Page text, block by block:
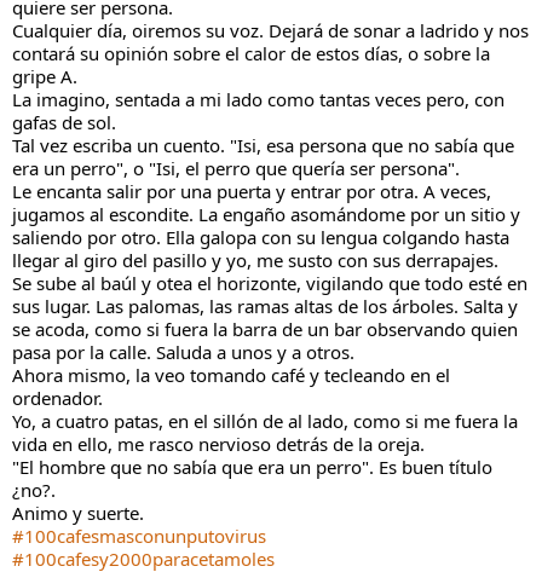
quiere ser persona.
Cualquier día, oiremos su voz. Dejará de sonar a ladrido y nos
contará su opinión sobre el calor de estos días, o sobre la
gripe A.
La imagino, sentada a mi lado como tantas veces pero, con
gafas de sol.
Tal vez escriba un cuento. "Isi, esa persona que no sabía que
era un perro", o "Isi, el perro que quería ser persona".
Le encanta salir por una puerta y entrar por otra. A veces,
jugamos al escondite. La engaño asomándome por un sitio y
saliendo por otro. Ella galopa con su lengua colgando hasta
llegar al giro del pasillo y yo, me susto con sus derrapajes.
Se sube al baúl y otea el horizonte, vigilando que todo esté en
sus lugar. Las palomas, las ramas altas de los árboles. Salta y
se acoda, como si fuera la barra de un bar observando quien
pasa por la calle. Saluda a unos y a otros.
Ahora mismo, la veo tomando café y tecleando en el
ordenador.
Yo, a cuatro patas, en el sillón de al lado, como si me fuera la
vida en ello, me rasco nervioso detrás de la oreja.
"El hombre que no sabía que era un perro". Es buen título
¿no?.
Animo y suerte.
#100cafesmasconunputovirus
#100cafesy2000paracetamoles